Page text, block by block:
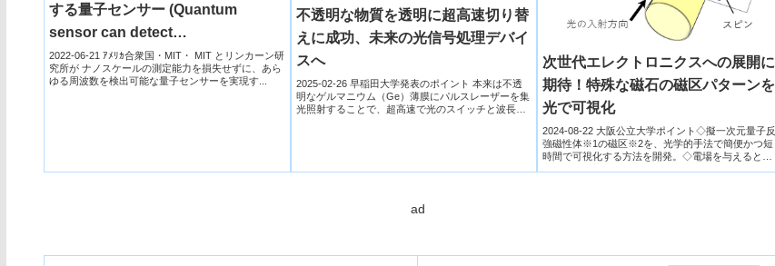
する量子センサー (Quantum
sensor can detect
electromagnetic signals of any
frequency
2022-06-21 ｱﾒﾘｶ合衆国・MIT・ MIT とリンカーン研
究所が ナノスケールの測定能力を損失せずに、あら
ゆる周波数を検出可能な量子センサーを実現す...
不透明な物質を透明に超高速切り替
えに成功、未来の光信号処理デバイ
スへ
2025-02-26 早稲田大学発表のポイント 本来は不透
明なゲルマニウム（Ge）薄膜にパルスレーザーを集
光照射することで、超高速で光のスイッチと波長の
次世代エレクトロニクスへの展開に
期待！特殊な磁石の磁区パターンを
光で可視化
2024-08-22 大阪公立大学ポイント◇擬一次元量子反
強磁性体※1の磁区※2を、光学的手法で簡便かつ短
時間で可視化する方法を開発。◇電場を与えると磁
ad